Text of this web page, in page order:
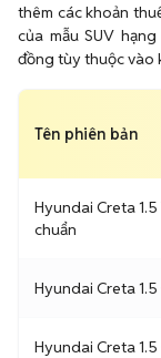
thêm các khoản
của mẫu SUV
đồng tùy thuộc vào
Tên phiên bản
Hyundai Creta 1.5
chuẩn
Hyundai Creta
Hyundai Creta